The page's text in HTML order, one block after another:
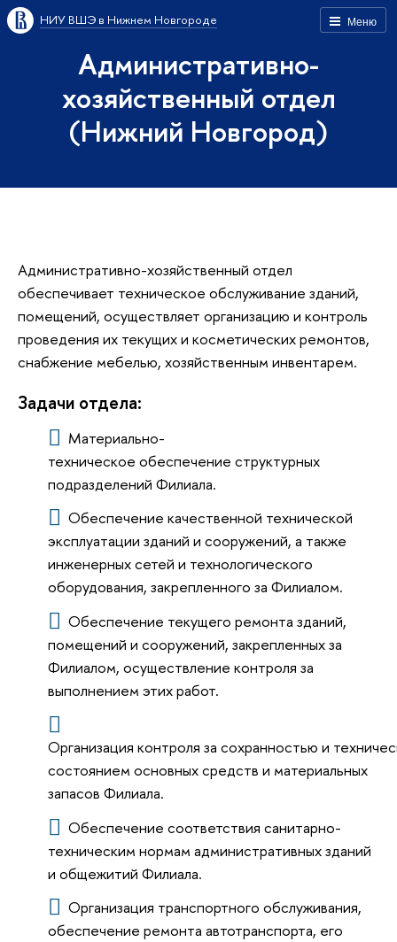
Меню
НИУ ВШЭ в Нижнем Новгороде
Административно-
хозяйственный отдел
(Нижний Новгород)
Административно-хозяйственный отдел
обеспечивает техническое обслуживание зданий,
помещений, осуществляет организацию и контроль
проведения их текущих и косметических ремонтов,
снабжение мебелью, хозяйственным инвентарем.
Задачи отдела:
Материально-
техническое обеспечение структурных
подразделений Филиала.
Обеспечение качественной технической
эксплуатации зданий и сооружений, а также
инженерных сетей и технологического
оборудования, закрепленного за Филиалом.
Обеспечение текущего ремонта зданий,
помещений и сооружений, закрепленных за
Филиалом, осуществление контроля за
выполнением этих работ.
Организация контроля за сохранностью и
состоянием основных средств и материальных
запасов Филиала.
Обеспечение соответствия санитарно-
техническим нормам административных зданий
и общежитий Филиала.
Организация транспортного обслуживания,
обеспечение ремонта автотранспорта, его